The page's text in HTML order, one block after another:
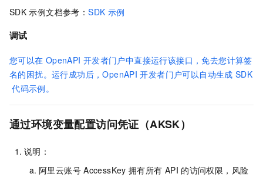
SDK 示例文档参考：SDK 示例
调试
您可以在 OpenAPI 开发者门户中直接运行该接口，免去您计算签
名的困扰。运行成功后，OpenAPI 开发者门户可以自动生成 SDK
代码示例。
通过环境变量配置访问凭证（AKSK）
说明：
阿里云账号 AccessKey 拥有所有 API 的访问权限，风险